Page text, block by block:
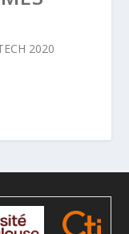
2020